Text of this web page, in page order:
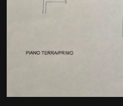
Ascensore